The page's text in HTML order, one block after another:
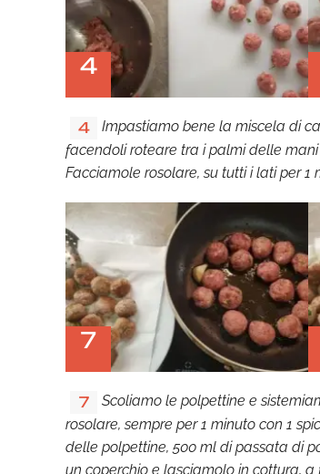
4
4
Impastiamo bene la miscela di
facendoli roteare tra i palmi delle
Facciamole rosolare, su tutti i lati per
7
7
Scoliamo le polpettine e
rosolare, sempre per 1 minuto con 1
delle polpettine, 500 ml di passata di
un coperchio e lasciamolo in cottura,